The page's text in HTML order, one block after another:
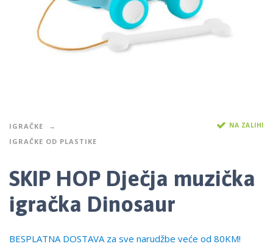
IGRAČKE
IGRAČKE OD PLASTIKE
NA ZALIHI
SKIP HOP Dječja muzička
igračka Dinosaur
BESPLATNA DOSTAVA za sve narudžbe veće od 80KM!